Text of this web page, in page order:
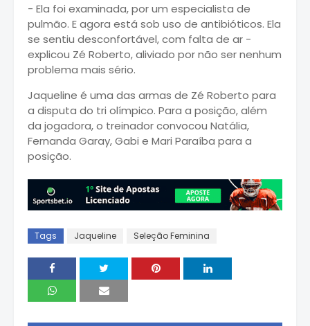
- Ela foi examinada, por um especialista de
pulmão. E agora está sob uso de antibióticos. Ela
se sentiu desconfortável, com falta de ar -
explicou Zé Roberto, aliviado por não ser nenhum
problema mais sério.
Jaqueline é uma das armas de Zé Roberto para
a disputa do tri olímpico. Para a posição, além
da jogadora, o treinador convocou Natália,
Fernanda Garay, Gabi e Mari Paraíba para a
posição.
Tags Jaqueline Seleção Feminina